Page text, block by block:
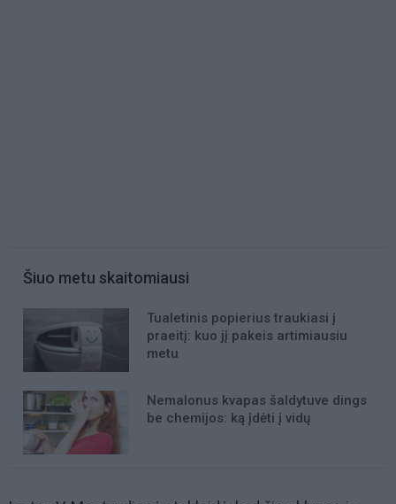
Šiuo metu skaitomiausi
Tualetinis popierius traukiasi į
praeitį: kuo jį pakeis artimiausiu
metu
Nemalonus kvapas šaldytuve dings
be chemijos: ką įdėti į vidų